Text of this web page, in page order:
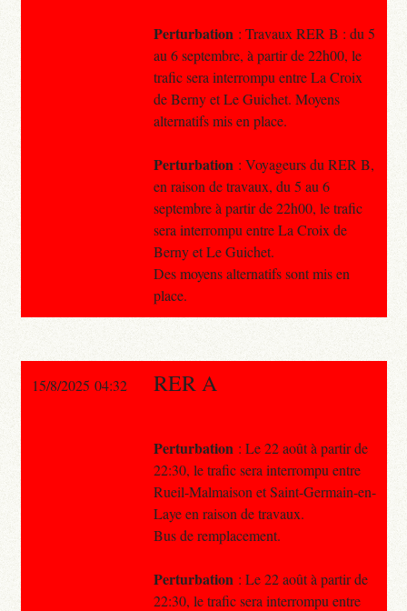
Perturbation : Travaux RER B : du 5
au 6 septembre, à partir de 22h00, le
trafic sera interrompu entre La Croix
de Berny et Le Guichet. Moyens
alternatifs mis en place.
Perturbation : Voyageurs du RER B,
en raison de travaux, du 5 au 6
septembre à partir de 22h00, le trafic
sera interrompu entre La Croix de
Berny et Le Guichet.
Des moyens alternatifs sont mis en
place.
15/8/2025 04:32 RER A
Perturbation : Le 22 août à partir de
22:30, le trafic sera interrompu entre
Rueil-Malmaison et Saint-Germain-en-
Laye en raison de travaux.
Bus de remplacement.
Perturbation : Le 22 août à partir de
22:30, le trafic sera interrompu entre